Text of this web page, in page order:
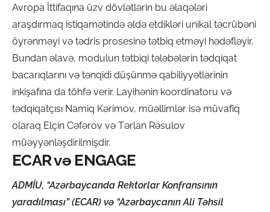
Avropa İttifaqına üzv dövlətlərin bu əlaqələri
araşdırmaq istiqamətində əldə etdikləri unikal təcrübəni
öyrənməyi və tədris prosesinə tətbiq etməyi hədəfləyir.
Bundan əlavə, modulun tətbiqi tələbələrin tədqiqat
bacarıqlarını və tənqidi düşünmə qabiliyyətlərinin
inkişafına da töhfə verir. Layihənin koordinatoru və
tədqiqatçısı Namiq Kərimov, müəllimlər isə müvafiq
olaraq Elçin Cəfərov və Tərlan Rəsulov
müəyyənləşdirilmişdir.
ECAR və ENGAGE
ADMİU, “Azərbaycanda Rektorlar Konfransının
yaradılması” (ECAR) və “Azərbaycanın Ali Təhsil